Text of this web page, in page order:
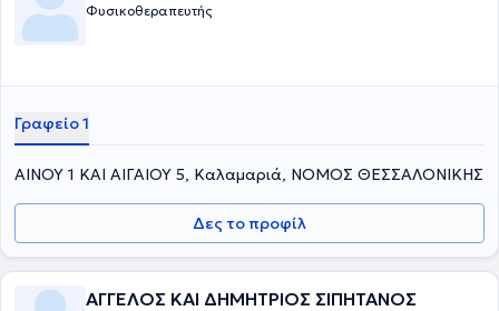
Φυσικοθεραπευτής
Γραφείο 1
ΑΙΝΟΥ 1 ΚΑΙ ΑΙΓΑΙΟΥ 5, Καλαμαριά, ΝΟΜΟΣ ΘΕΣΣΑΛΟΝΙΚΗΣ
Δες το προφίλ
ΑΓΓΕΛΟΣ ΚΑΙ ΔΗΜΗΤΡΙΟΣ ΣΙΠΗΤΑΝΟΣ